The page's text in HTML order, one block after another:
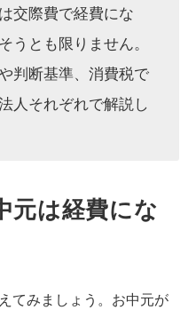
交際費で経費にな
うとも限りません。
判断基準、消費税で
人それぞれで解説し
元は経費にな
てみましょう。お中元が